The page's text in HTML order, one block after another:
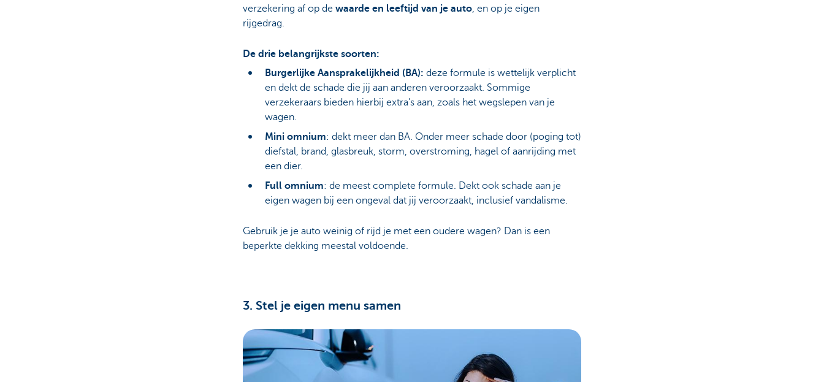
verzekering af op de waarde en leeftijd van je auto, en op je eigen
rijgedrag.
De drie belangrijkste soorten:
Burgerlijke Aansprakelijkheid (BA): deze formule is wettelijk verplicht
en dekt de schade die jij aan anderen veroorzaakt. Sommige
verzekeraars bieden hierbij extra’s aan, zoals het wegslepen van je
wagen.
Mini omnium: dekt meer dan BA. Onder meer schade door (poging tot)
diefstal, brand, glasbreuk, storm, overstroming, hagel of aanrijding met
een dier.
Full omnium: de meest complete formule. Dekt ook schade aan je
eigen wagen bij een ongeval dat jij veroorzaakt, inclusief vandalisme.
Gebruik je je auto weinig of rijd je met een oudere wagen? Dan is een
beperkte dekking meestal voldoende.
3. Stel je eigen menu samen